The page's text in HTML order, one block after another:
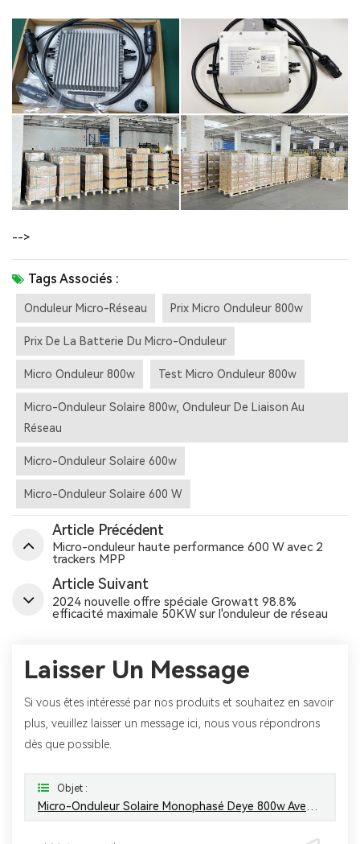
-->
Tags Associés :
Onduleur Micro-Réseau Prix Micro Onduleur 800w
Prix De La Batterie Du Micro-Onduleur
Micro Onduleur 800w Test Micro Onduleur 800w
Micro-Onduleur Solaire 800w, Onduleur De Liaison Au
Réseau
Micro-Onduleur Solaire 600w
Micro-Onduleur Solaire 600 W
Article Précédent
Micro-onduleur haute performance 600 W avec 2
trackers MPP
Article Suivant
2024 nouvelle offre spéciale Growatt 98.8%
efficacité maximale 50KW sur l'onduleur de réseau
Laisser Un Message
Si vous êtes intéressé par nos produits et souhaitez en savoir
plus, veuillez laisser un message ici, nous vous répondrons
dès que possible.
Objet :